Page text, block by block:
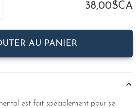
38,00$CA
AU PANIER
est fait spécialement pour se